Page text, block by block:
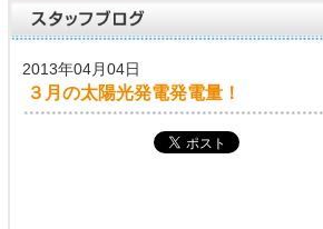
2013年04月04日
３月の太陽光発電発電量！